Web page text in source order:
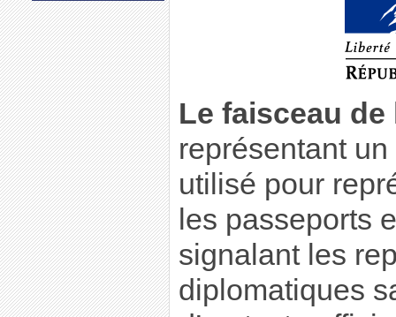
Le faisceau
représentant
utilisé pour
les passeports
signalant les
diplomatiques